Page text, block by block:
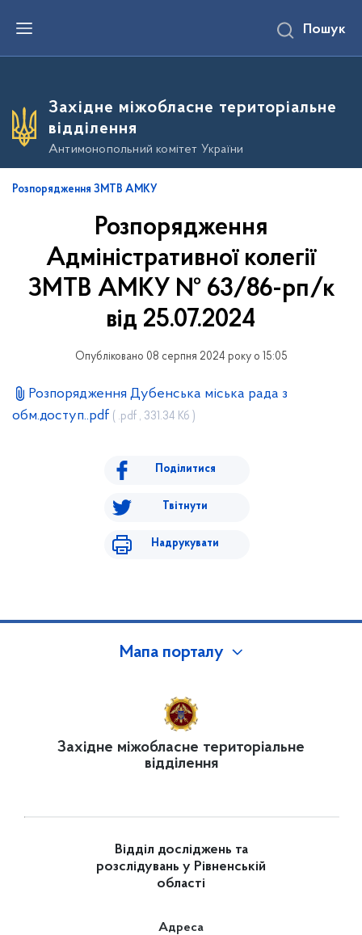
е
о
о
в
Пошук
Західне міжобласне територіальне
відділення
Антимонопольний комітет України
Розпорядження ЗМТВ АМКУ
Розпорядження
Адміністративної колегії
ЗМТВ АМКУ № 63/86-рп/к
від 25.07.2024
Опубліковано 08 серпня 2024 року о 15:05
Розпорядження Дубенська міська рада з
обм.доступ..pdf ( .pdf , 331.34 Кб )
Поділитися
Твітнути
Надрукувати
Мапа порталу
Західне міжобласне територіальне
відділення
Відділ досліджень та
розслідувань у Рівненській
області
Адреса